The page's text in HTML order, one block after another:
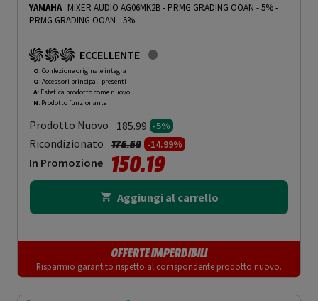
YAMAHA MIXER AUDIO AG06MK2B - PRMG GRADING OOAN - 5%-
PRMG GRADING OOAN - 5%
ECCELLENTE
O: Confezione originale integra
O: Accessori principali presenti
A: Estetica prodotto come nuovo
N: Prodotto funzionante
Prodotto Nuovo 185.99 -5%
Ricondizionato Prezzo ridotto da
176.69a-14.99%
In Promozione 150.19
Aggiungi al carrello
OFFERTE IMPERDIBILI
Risparmio garantito rispetto al corrispondente prodotto nuovo.